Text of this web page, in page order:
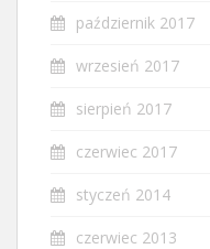
październik 2017
wrzesień 2017
sierpień 2017
czerwiec 2017
styczeń 2014
czerwiec 2013